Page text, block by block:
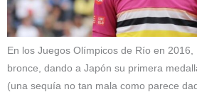
En los Juegos Olímpicos de Río en 2016,
bronce, dando a Japón su primera
(una sequía no tan mala como parece